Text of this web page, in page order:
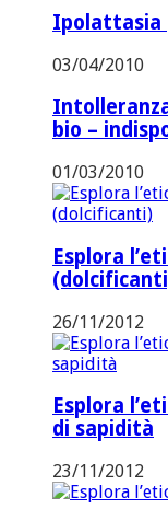
Ipolattasia
03/04/2010
bio –
01/03/2010
Esplora
26/11/2012
Esplora
di sapidità
23/11/2012